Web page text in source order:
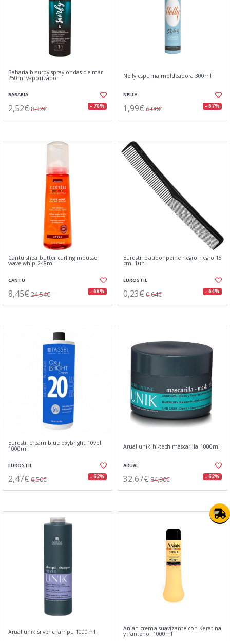
Babaria b surby spray ondas de mar
250ml vaporizador
BABARIA
2,52€ 8,32€ - 70%
Nelly espuma moldeadora 300ml
NELLY
1,99€ 6,00€ - 67%
Cantu shea butter curling mousse
wave whip 248ml
CANTU
8,45€ 24,54€ - 66%
Eurostil batidor peine negro negro 15
cm. 1un
EUROSTIL
0,23€ 0,64€ - 64%
Eurostil cream blue oxybright 10vol
1000ml
EUROSTIL
2,47€ 6,50€ - 62%
Arual unik hi-tech mascarilla 1000ml
ARUAL
32,67€ 84,90€ - 62%
Arual unik silver champu 1000ml Anian crema suavizante con Keratina
y Pantenol 1000ml